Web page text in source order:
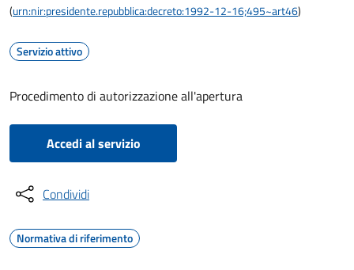
(urn:nir:presidente.repubblica:decreto:1992-12-16;495~art46)
Servizio attivo
Procedimento di autorizzazione all'apertura
Accedi al servizio
Condividi
Normativa di riferimento